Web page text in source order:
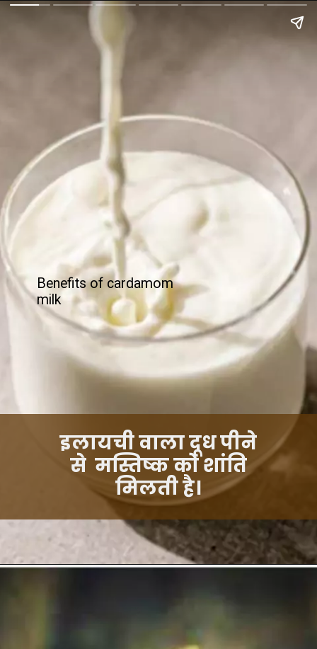
इलायची वाला दूध पीने
से मस्तिष्क को शांति
Benefits of cardamom
milk